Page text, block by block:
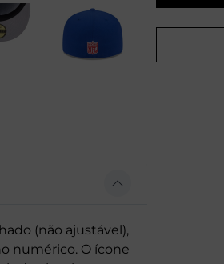
(não ajustável),
numérico. O ícone